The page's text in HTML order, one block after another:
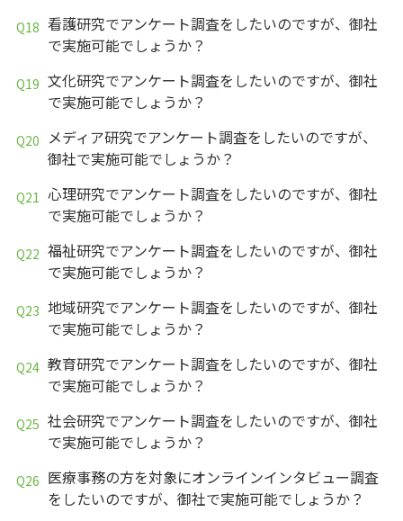
看護研究でアンケート調査をしたいのですが、御社
で実施可能でしょうか？
文化研究でアンケート調査をしたいのですが、御社
で実施可能でしょうか？
メディア研究でアンケート調査をしたいのですが、
御社で実施可能でしょうか？
心理研究でアンケート調査をしたいのですが、御社
で実施可能でしょうか？
福祉研究でアンケート調査をしたいのですが、御社
で実施可能でしょうか？
地域研究でアンケート調査をしたいのですが、御社
で実施可能でしょうか？
教育研究でアンケート調査をしたいのですが、御社
で実施可能でしょうか？
社会研究でアンケート調査をしたいのですが、御社
で実施可能でしょうか？
医療事務の方を対象にオンラインインタビュー調査
をしたいのですが、御社で実施可能でしょうか？